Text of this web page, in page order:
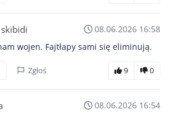
08.06.2026 16:58
wojen. Fajtłapy sami się eliminują.
Zgłoś 9 0
08.06.2026 16:54